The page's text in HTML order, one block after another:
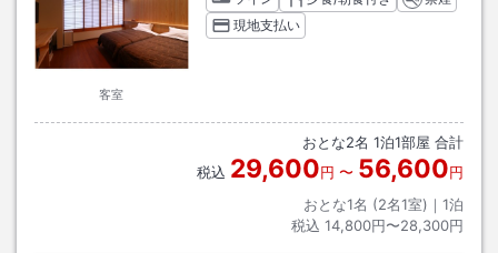
客室
現地支払い
おとな2名 1泊1部屋 合計
税込 29,600円 〜 56,600円
おとな1名 (2名1室)｜ 1泊
税込 14,800円〜28,300円